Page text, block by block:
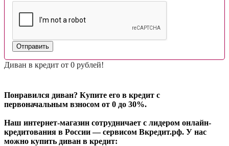
Отправить
Диван в кредит от 0 рублей!
Понравился диван? Купите его в кредит с
первоначальным взносом от 0 до 30%.
Наш интернет-магазин сотрудничает с лидером онлайн-
кредитования в России — сервисом Вкредит.рф. У нас
можно купить диван в кредит: